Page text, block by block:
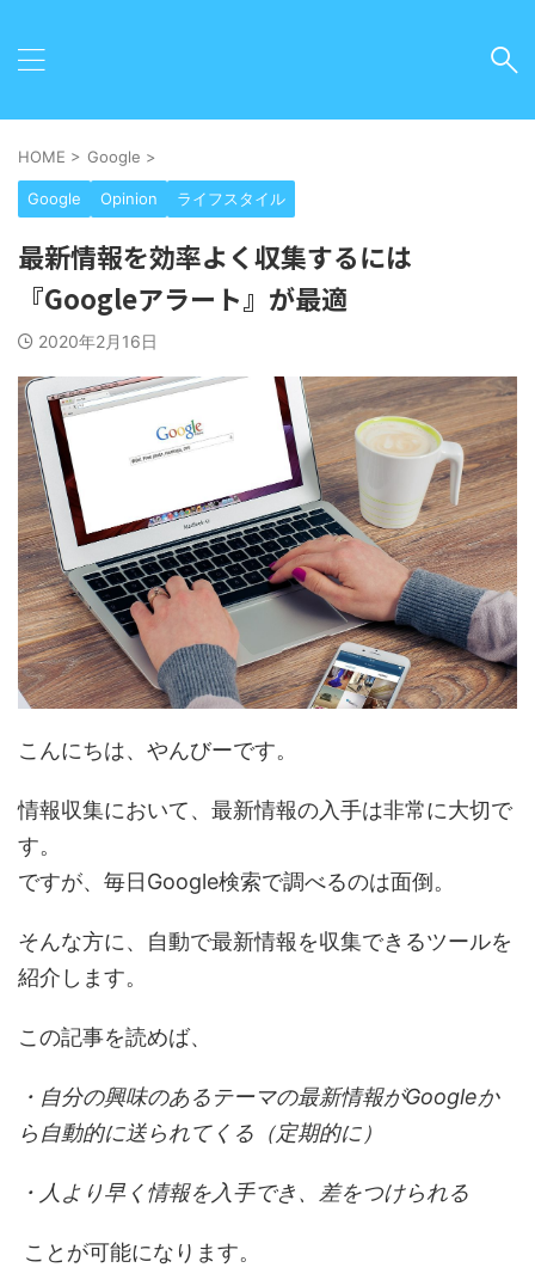
HOME > Google >
Google Opinion ライフスタイル
最新情報を効率よく収集するには
『Googleアラート』が最適
2020年2月16日
こんにちは、やんびーです。
情報収集において、最新情報の入手は非常に大切で
す。
ですが、毎日Google検索で調べるのは面倒。
そんな方に、自動で最新情報を収集できるツールを
紹介します。
この記事を読めば、
・自分の興味のあるテーマの最新情報がGoogleか
ら自動的に送られてくる（定期的に）
・人より早く情報を入手でき、差をつけられる
ことが可能になります。